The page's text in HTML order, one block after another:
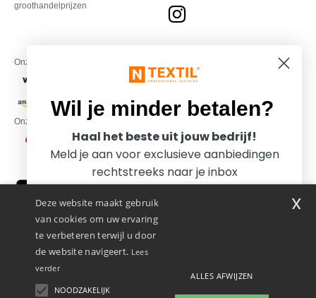
groothandelprijzen
Onze financiële partners
Onze transporteurs
Zekeringstraat 46, 1014BT Amsterdam - VAT NL 005596191B03 - KvK
Deze website maakt gebruik
van cookies om uw ervaring
te verbeteren terwijl u door
de website navigeert. Lees
verder
NOODZAKELIJK
ALLES AFWIJZEN
x
Wil je minder betalen?
Haal het beste uit jouw bedrijf!
Meld je aan voor exclusieve aanbiedingen
rechtstreeks naar je inbox